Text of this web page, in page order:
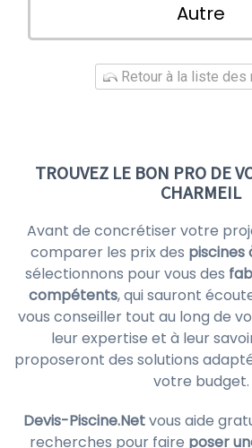
Autre
Retour à la liste des
TROUVEZ LE BON PRO DE
CHARMEIL
Avant de concrétiser votre
comparer les prix des piscines
sélectionnons pour vous des
compétents, qui sauront
vous conseiller tout au long de
leur expertise et à leur
proposeront des solutions
votre budget.
Devis-Piscine.Netvous aide
recherches pour faire poser